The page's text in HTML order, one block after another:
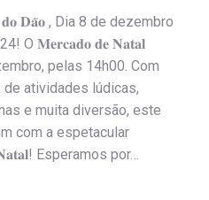
𝐝𝐨 𝐃𝐚̃𝐨 , Dia 8 de dezembro
O 𝐌𝐞𝐫𝐜𝐚𝐝𝐨 𝐝𝐞 𝐍𝐚𝐭𝐚𝐥
pelas 14h00. Com
de atividades lúdicas,
e muita diversão, este
com a espetacular
Esperamos por…